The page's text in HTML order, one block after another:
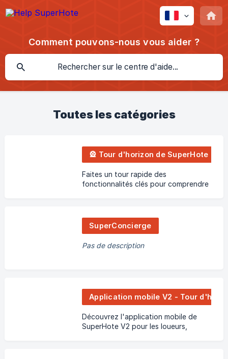
Comment pouvons-nous vous aider ?
Toutes les catégories
Faites un tour rapide des
fonctionnalités clés pour comprendre
SuperConcierge
Pas de description
Découvrez l'application mobile de
SuperHote V2 pour les loueurs,